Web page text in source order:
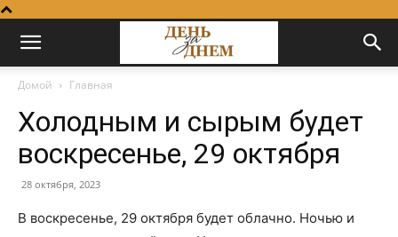
Домой Главная
Холодным и сырым будет
воскресенье, 29 октября
28 октября, 2023
В воскресенье, 29 октября будет облачно. Ночью и